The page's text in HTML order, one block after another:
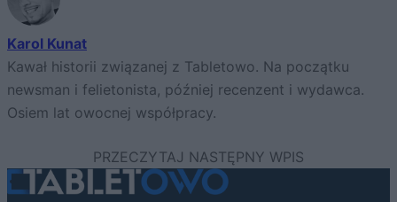
Karol Kunat
Kawał historii związanej z Tabletowo. Na początku
newsman i felietonista, później recenzent i wydawca.
Osiem lat owocnej współpracy.